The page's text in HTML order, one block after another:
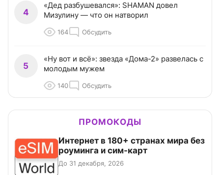
4
«Дед разбушевался»: SHAMAN довел
Мизулину — что он натворил
164 Обсудить
5
«Ну вот и всё»: звезда «Дома-2» развелась с
молодым мужем
140 Обсудить
ПРОМОКОДЫ
Интернет в 180+ странах мира без
роуминга и сим-карт
До 31 декабря, 2026